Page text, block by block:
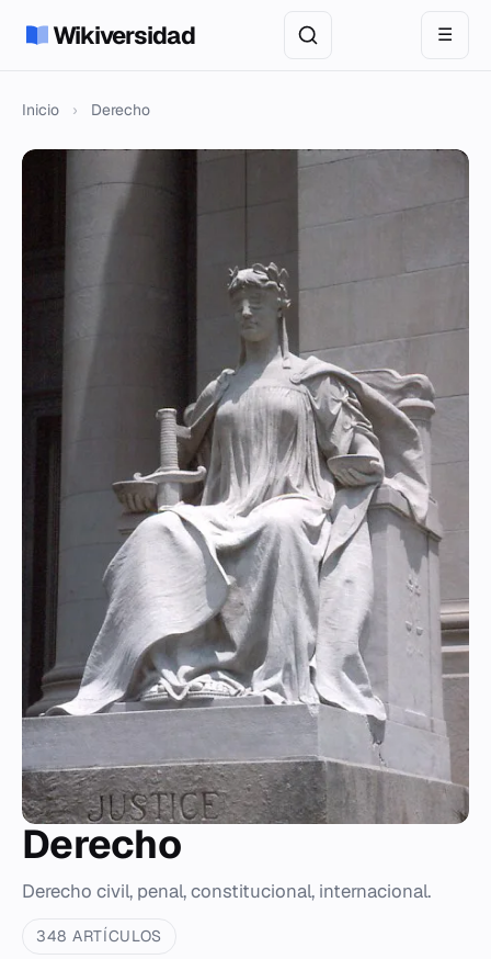
Wikiversidad ☰
Inicio › Derecho
Derecho
Derecho civil, penal, constitucional, internacional.
348 ARTÍCULOS